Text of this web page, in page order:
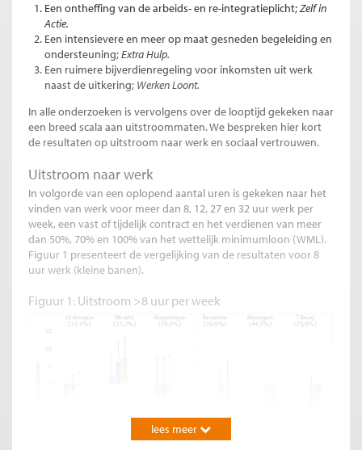
Een ontheffing van de arbeids- en re-integratieplicht;Zelf in
Actie.
Een intensievere en meer op maat gesneden begeleiding en
ondersteuning;Extra Hulp.
Een ruimere bijverdienregeling voor inkomsten uit werk
naast de uitkering; Werken Loont.
In alle onderzoeken is vervolgens over de looptijd gekeken naar
een breed scala aan uitstroommaten. We bespreken hier kort
de resultaten op uitstroom naar werk en sociaal vertrouwen.
Uitstroom naar werk
In volgorde van een oplopend aantal uren is gekeken naar het
vinden van werk voor meer dan 8, 12, 27 en 32 uur werk per
week, een vast of tijdelijk contract en het verdienen van meer
dan 50%, 70% en 100% van het wettelijk minimumloon (WML).
Figuur 1 presenteert de vergelijking van de resultaten voor 8
uur werk (kleine banen).
Figuur 1: Uitstroom >8 uur per week
lees meer